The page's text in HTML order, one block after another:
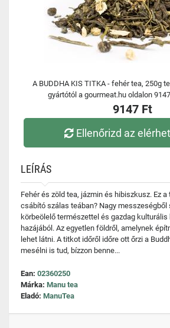
A BUDDHA KIS TITKA - fehér tea, 250g
gyártótól a gourmeat.hu oldalon
9147 Ft
Ellenőrizd az
LEÍRÁS
Fehér és zöld tea, jázmin és hibiszkusz. Ez
csábító szálas teában? Nagy messzeségből
körbeölelő természettel és gazdag kulturális
hazájából. Az egyetlen földről, amelynek
lehet látni. A titkot időről időre ott őrzi a
mesélni is tud, bízzon benne...
Ean: 02360250
Márka: Manu tea
Eladó: ManuTea